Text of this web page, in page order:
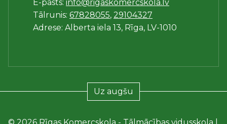
E-pasts: info@rigaskomercskola.lv
Tālrunis: 67828055, 29104327
Adrese: Alberta iela 13, Rīga, LV-1010
Uz augšu